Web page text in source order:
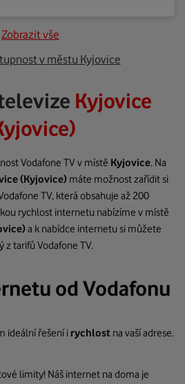
Zobrazit vše
v městu Kyjovice
Kyjovice
Vodafone TV v místě Kyjovice. Na
(Kyjovice) máte možnost zařídit si
TV, která obsahuje až 200
rychlost internetu nabízíme v místě
a k nabídce internetu si můžete
tarifů Vodafone TV.
od Vodafonu
ideální řešení i rychlost na vaší adrese.
limity! Náš internet na doma je